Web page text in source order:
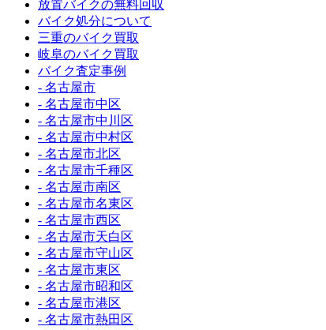
放置バイクの無料回収
バイク処分について
三重のバイク買取
岐阜のバイク買取
バイク査定事例
- 名古屋市
- 名古屋市中区
- 名古屋市中川区
- 名古屋市中村区
- 名古屋市北区
- 名古屋市千種区
- 名古屋市南区
- 名古屋市名東区
- 名古屋市西区
- 名古屋市天白区
- 名古屋市守山区
- 名古屋市東区
- 名古屋市昭和区
- 名古屋市港区
- 名古屋市熱田区